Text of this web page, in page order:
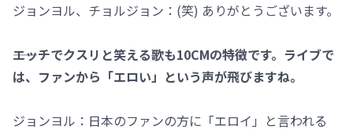
ジョンヨル、チョルジョン：(笑) ありがとうございます。
――エッチでクスリと笑える歌も10CMの特徴です。ライブで
は、ファンから「エロい」という声が飛びますね。
ジョンヨル：日本のファンの方に「エロイ」と言われる